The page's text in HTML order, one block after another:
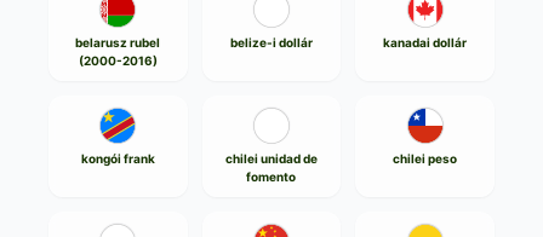
belarusz rubel
(2000-2016)
belize-i dollár kanadai dollár
kongói frank
chilei unidad de
fomento
chilei peso